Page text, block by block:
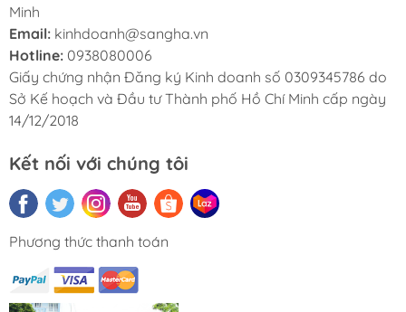
Minh
Email: kinhdoanh@sangha.vn
Hotline: 0938080006
Giấy chứng nhận Đăng ký Kinh doanh số 0309345786 do
Sở Kế hoạch và Đầu tư Thành phố Hồ Chí Minh cấp ngày
14/12/2018
Kết nối với chúng tôi
Phương thức thanh toán